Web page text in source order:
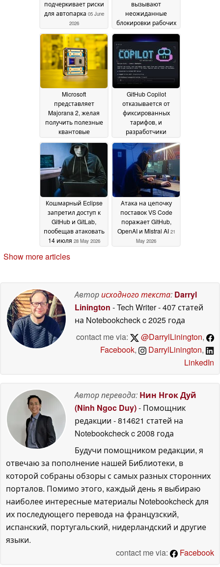
подчеркивает риски
для автопарка 05 June
2026
вызывают
неожиданные
блокировки рабочих
04 June 2026
Microsoft
представляет
Majorana 2, желая
получить полезные
квантовые
году 04 June 2026
GitHub Copilot
отказывается от
фиксированных
тарифов, и
разработчики
02 June
2026
Кошмарный Eclipse
запретил доступ к
GitHub и GitLab,
пообещав атаковать
14 июля 28 May 2026
Атака на цепочку
поставок VS Code
поражает GitHub,
OpenAI и Mistral AI 21
May 2026
Show more articles
Авторисходного текста: Darryl
Linington - Tech Writer- 407 статей
на Notebookcheckc 2025 года
contact me via:
@DarrylLinington,
Facebook, DarrylLinington,
LinkedIn
Автор перевода: Нин Нгок Дуй
(Ninh Ngoc Duy)- Помощник
редакции - 814621 статей на
Notebookcheckc 2008 года
Будучи помощником редакции, я
отвечаю за пополнение нашей Библиотеки, в
которой собраны обзоры с самых разных сторонних
порталов. Помимо этого, каждый день я выбираю
наиболее интересные материалы Notebookcheck для
их последующего перевода на французский,
испанский, португальский, нидерландский и другие
языки.
contact me via:
Facebook